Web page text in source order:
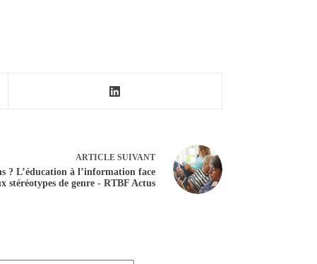
ARTICLESUIVANT
? L’éducation à l’information face
stéréotypes de genre - RTBF Actus